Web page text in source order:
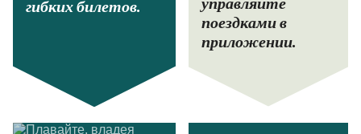
гибких билетов.
управляйте
поездками в
приложении.